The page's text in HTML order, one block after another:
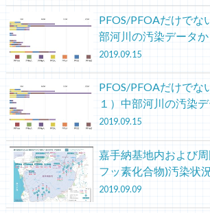
PFOS/PFOAだけでな
部河川の汚染データか
2019.09.15
PFOS/PFOAだけでな
１）中部河川の汚染
2019.09.15
嘉手納基地内および
フッ素化合物)汚染状
2019.09.09